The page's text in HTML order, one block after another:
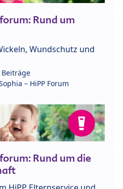
Rund um
Wundschutz und
Beiträge
– HiPP Forum
Rund um die